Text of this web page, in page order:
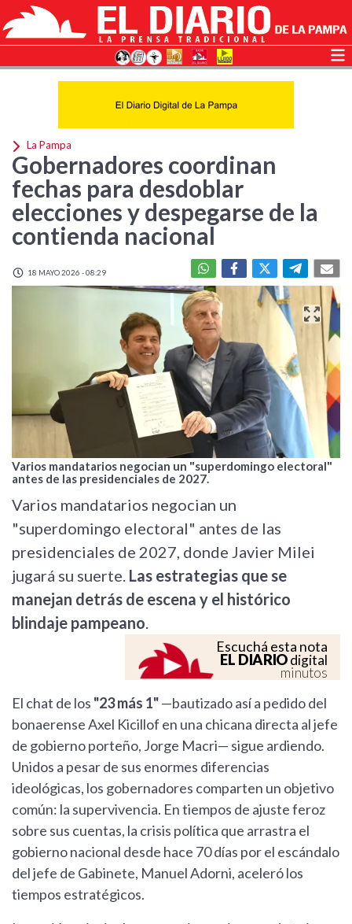
La Pampa
Gobernadores coordinan
fechas para desdoblar
elecciones y despegarse de la
contienda nacional
18 MAYO 2026 - 08:29
Varios mandatarios negocian un "superdomingo electoral"
antes de las presidenciales de 2027.
Varios mandatarios negocian un
"superdomingo electoral" antes de las
presidenciales de 2027, donde Javier Milei
jugará su suerte. Las estrategias que se
manejan detrás de escena y el histórico
blindaje pampeano.
Escuchá esta nota
EL DIARIOdigital
minutos
El chat de los "23 más 1"—bautizado así a pedido del
bonaerense Axel Kicillof en una chicana directa al jefe
de gobierno porteño, Jorge Macri— sigue ardiendo.
Unidos a pesar de sus enormes diferencias
ideológicas, los gobernadores comparten un objetivo
común: la supervivencia. En tiempos de ajuste feroz
sobre sus cuentas, la crisis política que arrastra el
gobierno nacional desde hace 70 días por el escándalo
del jefe de Gabinete, Manuel Adorni, aceleró los
tiempos estratégicos.